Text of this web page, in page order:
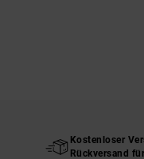
Kostenloser
Rückversand